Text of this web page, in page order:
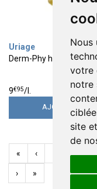
Nous
votre
notre
site
de
Uriage
Derm-Phy huile lavante
9€95/l.
AJOUTER
« ‹ 2 3
› »